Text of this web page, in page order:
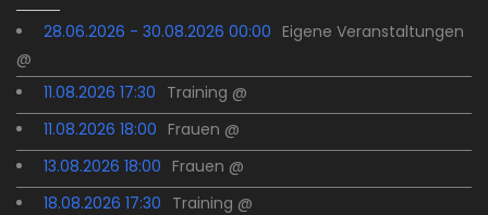
28.06.2026 - 30.08.2026 00:00 Eigene Veranstaltungen
@
11.08.2026 17:30 Training @
11.08.2026 18:00 Frauen @
13.08.2026 18:00 Frauen @
18.08.2026 17:30 Training @